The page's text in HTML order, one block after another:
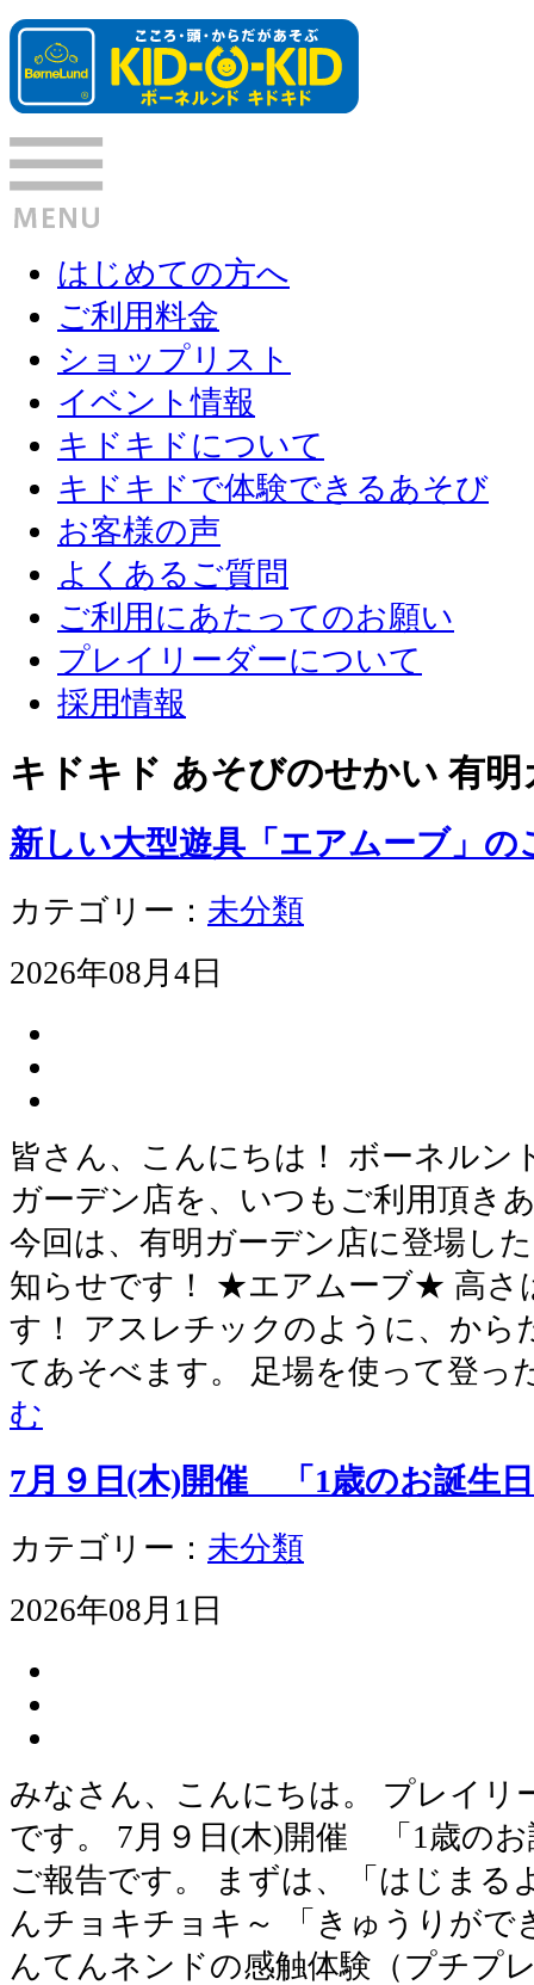
はじめての方へ
ご利用料金
ショップリスト
イベント情報
キドキドについて
キドキドで体験できるあそび
お客様の声
よくあるご質問
ご利用にあたってのお願い
プレイリーダーについて
採用情報
キドキド あそびのせかい 有
新しい大型遊具「エアムーブ」の
カテゴリー： 未分類
2026年08月4日
皆さん、こんにちは！ ボーネルン
ガーデン店を、いつもご利用頂き
今回は、有明ガーデン店に登場し
知らせです！ ★エアムーブ★ 高さ
す！ アスレチックのように、から
てあそべます。 足場を使って登
む
7月９日(木)開催 「1歳のお誕生
カテゴリー： 未分類
2026年08月1日
みなさん、こんにちは。 プレイリ
です。 7月９日(木)開催 「1歳の
ご報告です。 まずは、「はじまる
んチョキチョキ～ 「きゅうりがで
んてんネンドの感触体験（プチプ